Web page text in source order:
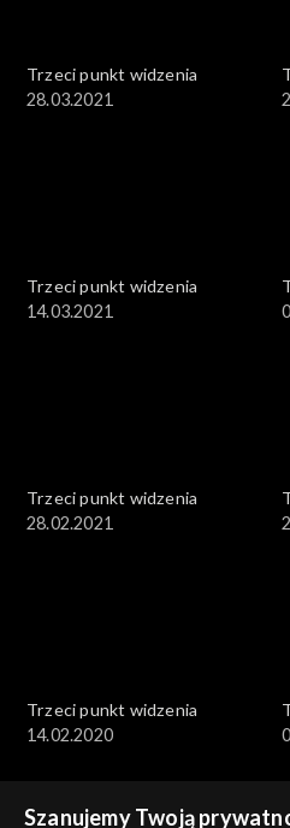
Trzeci punkt widzenia
28.03.2021
Trzeci punkt widzenia
14.03.2021
Trzeci punkt widzenia
28.02.2021
Trzeci punkt widzenia
14.02.2020
Szanujemy Twoją